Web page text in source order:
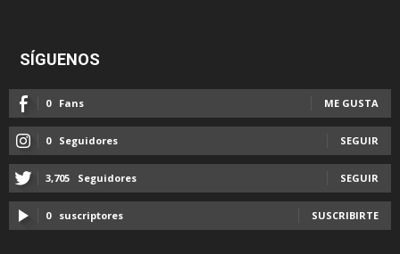
SÍGUENOS
0 Fans ME GUSTA
0 Seguidores SEGUIR
3,705 Seguidores SEGUIR
0 suscriptores SUSCRIBIRTE